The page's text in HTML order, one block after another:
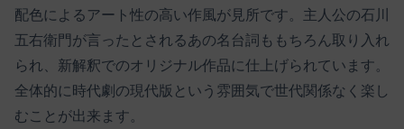
配色によるアート性の高い作風が見所です。主人公の石川
五右衛門が言ったとされるあの名台詞ももちろん取り入れ
られ、新解釈でのオリジナル作品に仕上げられています。
全体的に時代劇の現代版という雰囲気で世代関係なく楽し
むことが出来ます。